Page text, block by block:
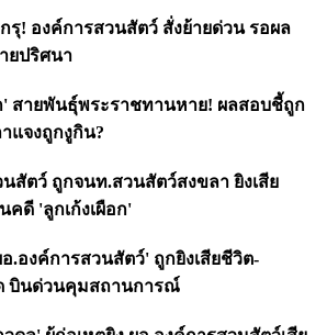
กรุ! องค์การสวนสัตว์ สั่งย้ายด่วน รอผล
ยปริศนา
' สายพันธุ์พระราชทานหาย! ผลสอบชี้ถูก
แจงถูกงูกิน?
สัตว์ ถูกจนท.สวนสัตว์สงขลา ยิงเสีย
คดี 'ลูกเก้งเผือก'
อ.องค์การสวนสัตว์' ถูกยิงเสียชีวิต-
บินด่วนคุมสถานการณ์